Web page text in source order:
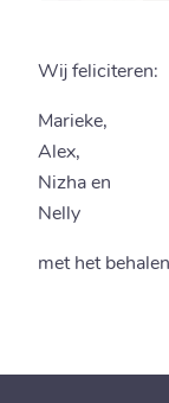
Wij feliciteren:
Marieke,
Alex,
Nizha en
Nelly
met het